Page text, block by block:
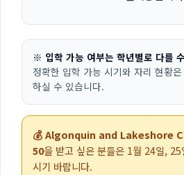
※ 입학 가능 여부는 학년별로 다를
정확한 입학 가능 시기와 자리 현황
하실 수 있습니다.
💰 Algonquin and Lakeshore
50을 받고 싶은 분들은 1월 24일, 25
시기 바랍니다.